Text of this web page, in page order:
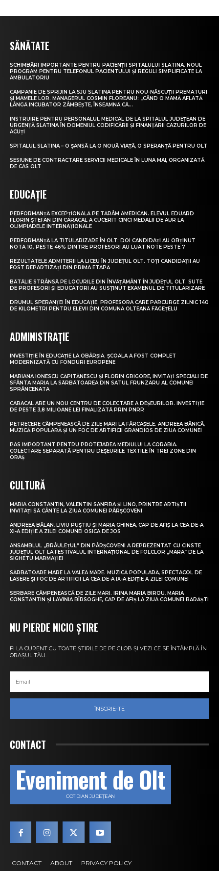
SĂNĂTATE
SCHIMBĂRI IMPORTANTE PENTRU PACIENȚII SPITALULUI SLATINA. NOUL
PROGRAM PENTRU TELEFONUL PACIENTULUI ȘI REGULI SIMPLIFICATE LA
AMBULATORIU
CAMPANIE DE SPRIJIN LA SJU SLATINA PENTRU NOU-NĂSCUȚII PREMATURI
ȘI MAMELE LOR. MANAGERUL COSMIN FLOREANU: „CÂND O MAMĂ AFLATĂ
LÂNGĂ INCUBATOR ZÂMBEȘTE, ÎNSEAMNĂ CĂ...
INSTRUIRE PENTRU PERSONALUL MEDICAL DE LA SPITALUL JUDEȚEAN DE
URGENȚĂ SLATINA ÎN DOMENIUL CODIFICĂRII ȘI FINANȚĂRII CAZURILOR DE
ACUȚI
SPITALUL SLATINA – O ȘANSĂ LA O NOUĂ VIAȚĂ, O SPERANȚĂ PENTRU OLT
SESIUNE DE CONTRACTARE SERVICII MEDICALE ÎN LUNA MAI, ORGANIZATĂ
DE CAS OLT
EDUCAȚIE
PERFORMANȚĂ EXCEPȚIONALĂ PE TĂRÂM AMERICAN. ELEVUL EDUARD
FLORIN ȘTEFAN DIN CARACAL A CUCERIT CINCI MEDALII DE AUR LA
OLIMPIADELE INTERNAȚIONALE
PERFORMANȚĂ LA TITULARIZARE ÎN OLT: DOI CANDIDAȚI AU OBȚINUT
NOTA 10. PESTE 46% DINTRE PROFESORI AU LUAT NOTE PESTE 7
REZULTATELE ADMITERII LA LICEU ÎN JUDEȚUL OLT. TOȚI CANDIDAȚII AU
FOST REPARTIZAȚI DIN PRIMA ETAPĂ
BĂTĂLIE STRÂNSĂ PE LOCURILE DIN ÎNVĂȚĂMÂNT ÎN JUDEȚUL OLT. SUTE
DE PROFESORI ȘI EDUCATORI AU SUSȚINUT EXAMENUL DE TITULARIZARE
DRUMUL SPERANȚEI ÎN EDUCAȚIE. PROFESORA CARE PARCURGE ZILNIC 140
DE KILOMETRI PENTRU ELEVII DIN COMUNA OLTEANĂ FĂGEȚELU
ADMINISTRAȚIE
INVESTIȚIE ÎN EDUCAȚIE LA OBÂRȘIA. ȘCOALA A FOST COMPLET
MODERNIZATĂ CU FONDURI EUROPENE
MARIANA IONESCU CĂPITĂNESCU ȘI FLORIN GRIGORE, INVITAȚI SPECIALI DE
SFÂNTA MARIA LA SĂRBĂTOAREA DIN SATUL FRUNZARU AL COMUNEI
SPRÂNCENATA
CARACAL ARE UN NOU CENTRU DE COLECTARE A DEȘEURILOR. INVESTIȚIE
DE PESTE 3,8 MILIOANE LEI FINALIZATĂ PRIN PNRR
PETRECERE CÂMPENEASCĂ DE ZILE MARI LA FĂRCAȘELE. ANDREEA BĂNICĂ,
MUZICĂ POPULARĂ ȘI UN FOC DE ARTIFICII GRANDIOS DE ZIUA COMUNEI
PAS IMPORTANT PENTRU PROTEJAREA MEDIULUI LA CORABIA.
COLECTARE SEPARATĂ PENTRU DEȘEURILE TEXTILE ÎN TREI ZONE DIN
ORAȘ
CULTURĂ
MARIA CONSTANTIN, VALENTIN SANFIRA ȘI LINO, PRINTRE ARTIȘTII
INVITAȚI SĂ CÂNTE LA ZIUA COMUNEI PÂRȘCOVENI
ANDREEA BĂLAN, LIVIU PUȘTIU ȘI MARIA GHINEA, CAP DE AFIȘ LA CEA DE-A
XI-A EDIȚIE A ZILEI COMUNEI OSICA DE JOS
ANSAMBLUL „BRÂULEȚUL” DIN PÂRȘCOVENI A REPREZENTAT CU CINSTE
JUDEȚUL OLT LA FESTIVALUL INTERNAȚIONAL DE FOLCLOR „MARA” DE LA
SIGHETU MARMAȚIEI
SĂRBĂTOARE MARE LA VALEA MARE. MUZICĂ POPULARĂ, SPECTACOL DE
LASERE ȘI FOC DE ARTIFICII LA CEA DE-A IX-A EDIȚIE A ZILEI COMUNEI
SERBARE CÂMPENEASCĂ DE ZILE MARI. IRINA MARIA BIROU, MARIA
CONSTANTIN ȘI LAVINIA BÎRSOGHE, CAP DE AFIȘ LA ZIUA COMUNEI BĂRĂȘTI
NU PIERDE NICIO ȘTIRE
FI LA CURENT CU TOATE ȘTIRILE DE PE GLOB ȘI VEZI CE SE ÎNTÂMPLĂ ÎN
ORAȘUL TĂU.
ÎNSCRIE-TE
CONTACT
Eveniment de Olt
COTIDIAN JUDEȚEAN
CONTACT ABOUT PRIVACY POLICY